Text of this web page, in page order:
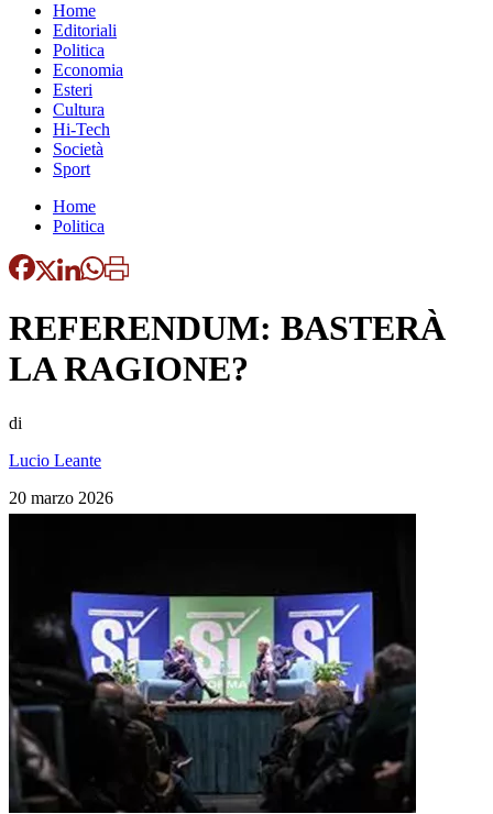
Home
Editoriali
Politica
Economia
Esteri
Cultura
Hi-Tech
Società
Sport
Home
Politica
REFERENDUM: BASTERÀ
LA RAGIONE?
di
Lucio Leante
20 marzo 2026